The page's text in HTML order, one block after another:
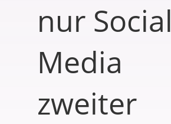
nur Social
Media
zweiter